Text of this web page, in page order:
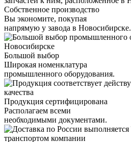
Собственное производство
Вы экономите, покупая
напрямую у завода в Новосибирске.
Большой выбор
Широкая номенклатура
промышленного оборудования.
Продукция сертифицирована
Располагаем всеми
необходимыми документами.